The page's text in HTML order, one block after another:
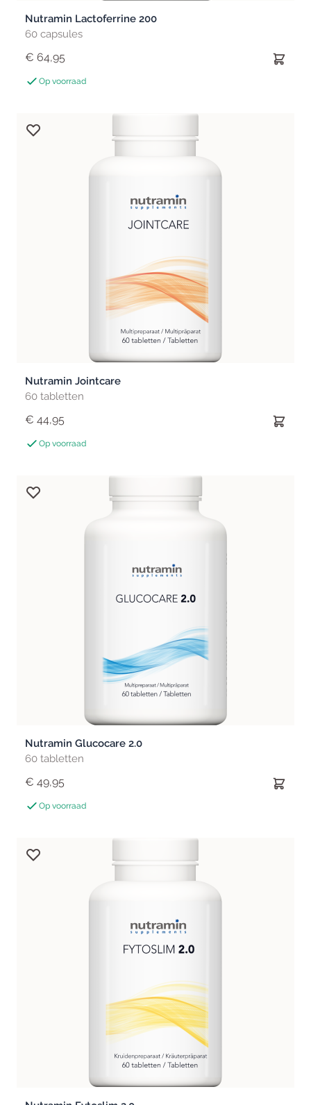
Nutramin Lactoferrine 200
60 capsules
€ 64,95
Op voorraad
Nutramin Jointcare
60 tabletten
€ 44,95
Op voorraad
Nutramin Glucocare 2.0
60 tabletten
€ 49,95
Op voorraad